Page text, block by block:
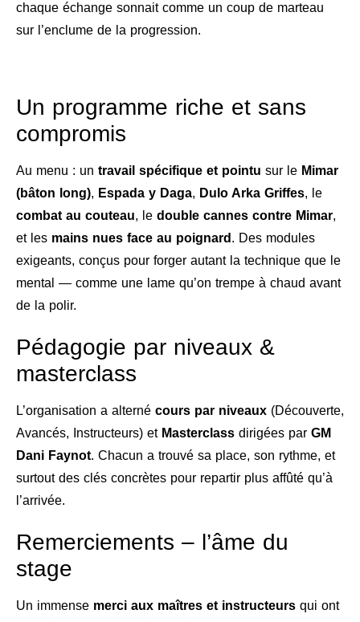
chaque échange sonnait comme un coup de marteau
sur l’enclume de la progression.
Un programme riche et sans
compromis
Au menu : un travail spécifique et pointu sur le Mimar
(bâton long), Espada y Daga, Dulo Arka Griffes, le
combat au couteau, le double cannes contre Mimar,
et les mains nues face au poignard . Des modules
exigeants, conçus pour forger autant la technique que le
mental — comme une lame qu’on trempe à chaud avant
de la polir.
Pédagogie par niveaux &
masterclass
L’organisation a alterné cours par niveaux (Découverte,
Avancés, Instructeurs) et Masterclass dirigées par GM
Dani Faynot. Chacun a trouvé sa place, son rythme, et
surtout des clés concrètes pour repartir plus affûté qu’à
l’arrivée.
Remerciements – l’âme du
stage
Un immense merci aux maîtres et instructeurs qui ont